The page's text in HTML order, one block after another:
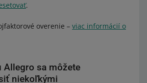
.
overenie – viac informácií o
Allegro sa môžete
niekoľkými